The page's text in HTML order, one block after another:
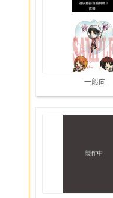
一般向